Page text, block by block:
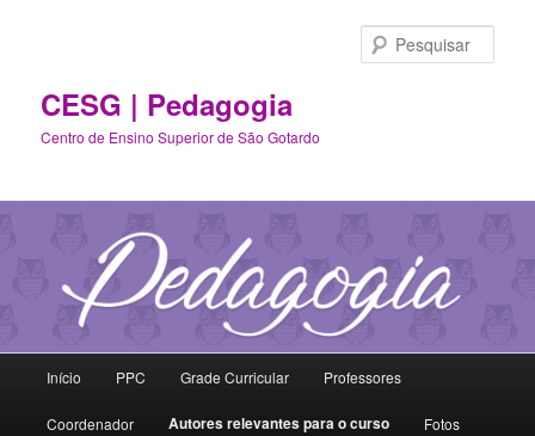
principalCESG | Pedagogia
Centro de Ensino Superior de São Gotardo
Início PPC Grade Curricular Professores
Coordenador Autores relevantes para o curso Fotos